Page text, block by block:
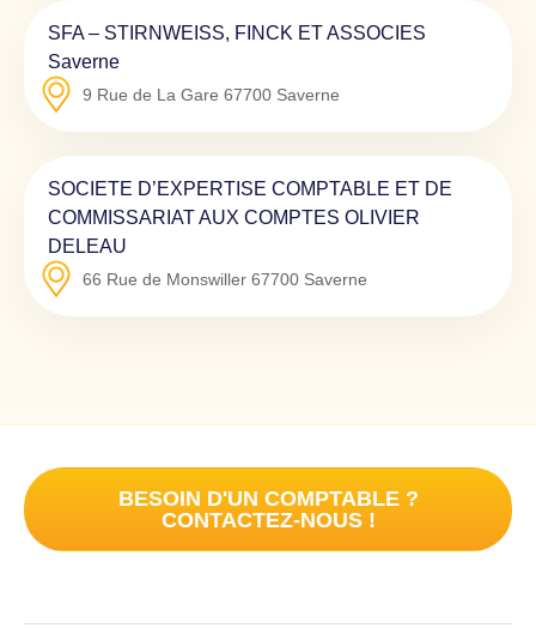
SFA – STIRNWEISS, FINCK ET ASSOCIES
Saverne
9 Rue de La Gare 67700 Saverne
SOCIETE D’EXPERTISE COMPTABLE ET DE
COMMISSARIAT AUX COMPTES OLIVIER
DELEAU
66 Rue de Monswiller 67700 Saverne
BESOIN D'UN COMPTABLE ?
CONTACTEZ-NOUS !